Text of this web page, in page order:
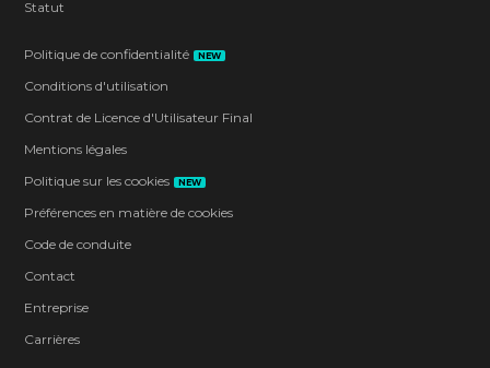
Statut
Politique de confidentialité NEW
Conditions d'utilisation
Contrat de Licence d'Utilisateur Final
Mentions légales
Politique sur les cookies
NEW
Préférences en matière de cookies
Code de conduite
Contact
Entreprise
Carrières